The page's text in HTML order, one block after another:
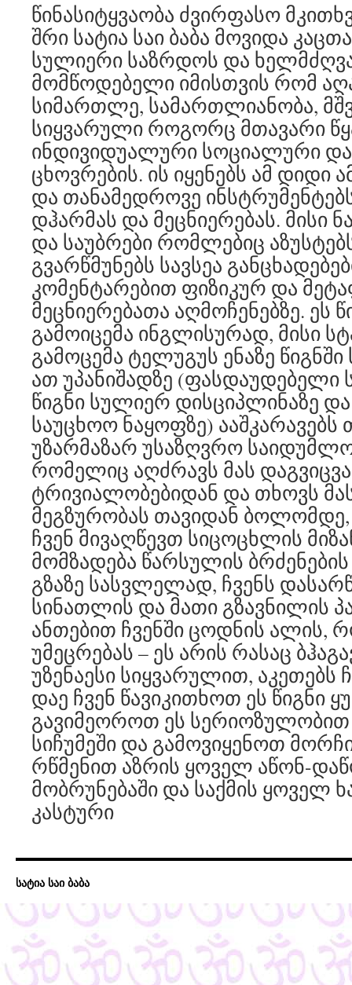
წინასიტყვაობა ძვირფასო
შრი სატია საი ბაბა მოვიდა
სულიერი საზრდოს და
მომწოდებელი იმისთვის რომ
სიმართლე, სამართლიანობა,
სიყვარული როგორც მთავარი
ინდივიდუალური სოციალური
ცხოვრების. ის იყენებს ამ დიდი
და თანამედროვე
დჰარმას და მეცნიერებას. მისი
და საუბრები რომლებიც
გვარწმუნებს სავსეა
კომენტარებით ფიზიკურ და
მეცნიერებათა აღმოჩენებზე. ეს
გამოიცემა ინგლისურად, მისი
გამოცემა ტელუგუს ენაზე წიგნში
ათ უპანიშადზე
წიგნი სულიერ დისციპლინაზე
საუცხოო ნაყოფზე) ააშკარავებს
უზარმაზარ უსაზღვრო
რომელიც აღძრავს მას
ტრივიალობებიდან და თხოვს
მეგზურობას თავიდან
ჩვენ მივაღწევთ სიცოცხლის
მომზადება წარსულის
გზაზე სასვლელად, ჩვენს
სინათლის და მათი გზავნილის
ანთებით ჩვენში ცოდნის ალის,
უმეცრებას – ეს არის რასაც
უზენაესი სიყვარულით, აკეთებს
დაე ჩვენ წავიკითხოთ ეს წიგნი
გავიმეოროთ ეს სერიოზულობით
სიჩუმეში და გამოვიყენოთ
რწმენით აზრის ყოველ აწონ-
მობრუნებაში და საქმის ყოველ
კასტური
სატია საი ბაბა